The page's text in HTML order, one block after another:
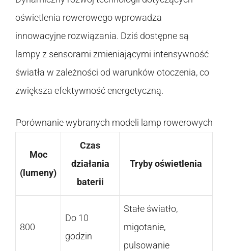
oświetlenia rowerowego wprowadza
innowacyjne rozwiązania. Dziś dostępne są
lampy z sensorami zmieniającymi intensywność
światła w zależności od warunków otoczenia, co
zwiększa efektywność energetyczną.
Porównanie wybranych modeli lamp rowerowych
Moc
(lumeny)
Czas
działania
baterii
Tryby oświetlenia
800
Do 10
godzin
Stałe światło,
migotanie,
pulsowanie